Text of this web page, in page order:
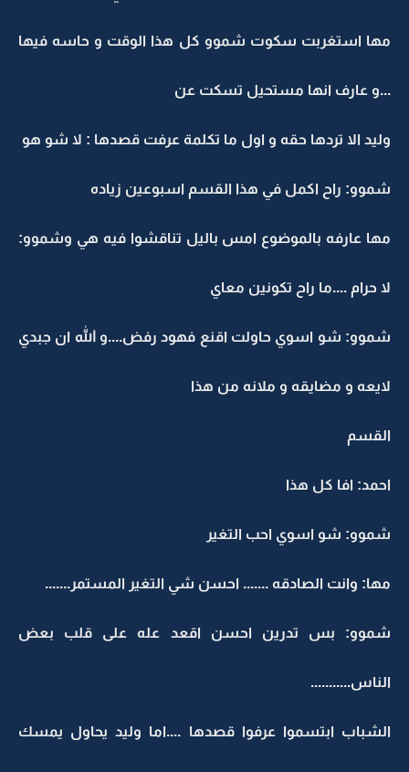
مها استغربت سكوت شموو كل هذا الوقت و حاسه فيها
...و عارف انها مستحيل تسكت عن
وليد الا تردها حقه و اول ما تكلمة عرفت قصدها : لا شو هو
شموو: راح اكمل في هذا القسم اسبوعين زياده
مها عارفه بالموضوع امس باليل تناقشوا فيه هي وشموو:
لا حرام ....ما راح تكونين معاي
شموو: شو اسوي حاولت اقنع فهود رفض....و الله ان جبدي
لايعه و مضايقه و ملانه من هذا
القسم
احمد: افا كل هذا
شموو: شو اسوي احب التغير
مها: وانت الصادقه ....... احسن شي التغير المستمر.......
شموو: بس تدرين احسن اقعد عله على قلب بعض
الناس...........
الشباب ابتسموا عرفوا قصدها ....اما وليد يحاول يمسك